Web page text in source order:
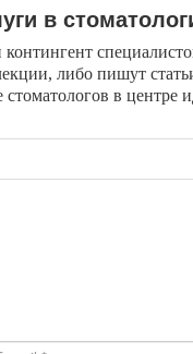
в
либо пишут
в центре